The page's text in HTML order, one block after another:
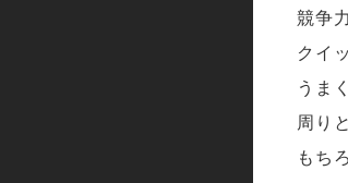
競争
クイ
うま
周り
もち